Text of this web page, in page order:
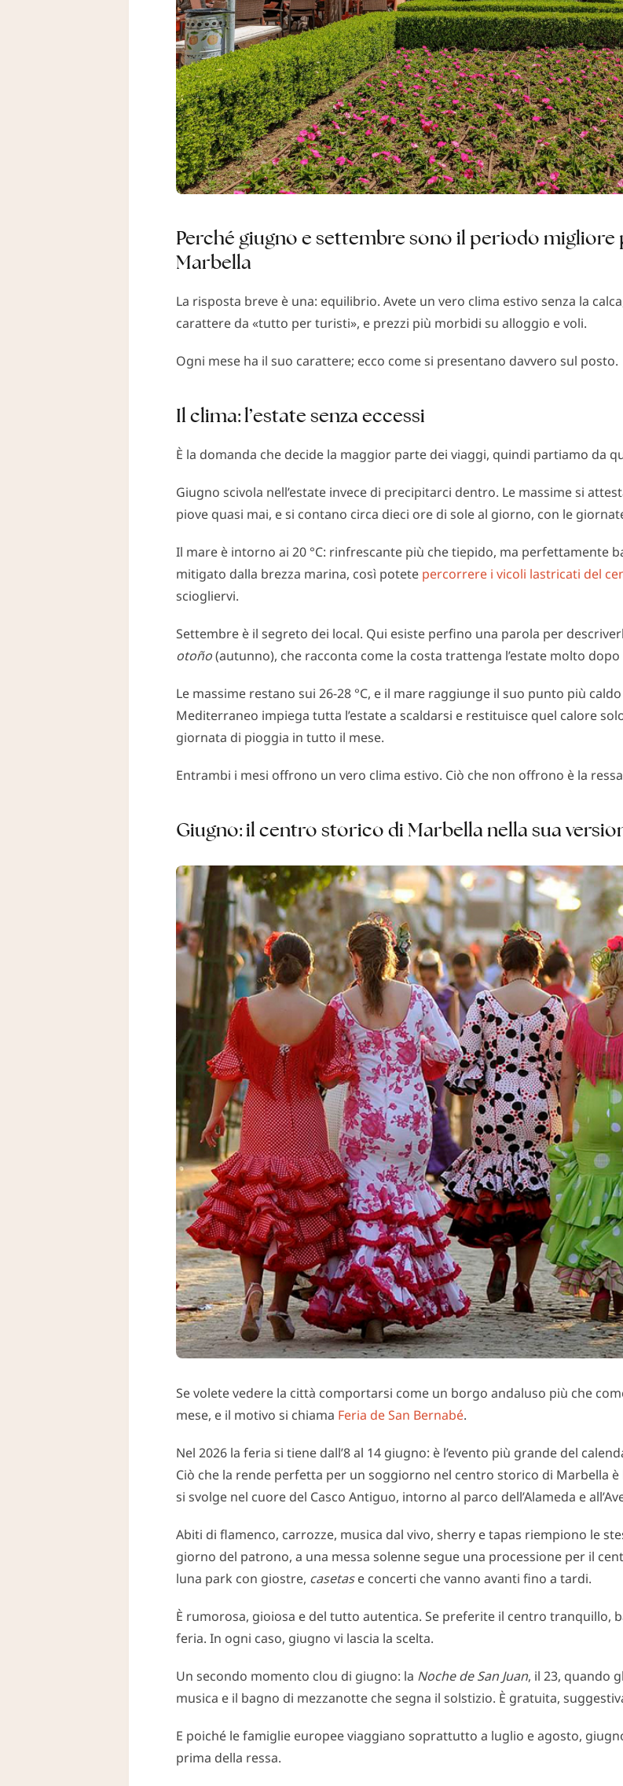
Perché giugno e settembre sono il periodo
Marbella
La risposta breve è una: equilibrio. Avete un vero clima estivo senza la
carattere da «tutto per turisti», e prezzi più morbidi su alloggio e voli.
Ogni mese ha il suo carattere; ecco come si presentano davvero sul posto.
Il clima: l’estate senza eccessi
È la domanda che decide la maggior parte dei viaggi, quindi partiamo da
Giugno scivola nell’estate invece di precipitarci dentro. Le massime si
piove quasi mai, e si contano circa dieci ore di sole al giorno, con le
Il mare è intorno ai 20 °C: rinfrescante più che tiepido, ma perfettamente
mitigato dalla brezza marina, così potete percorrere i vicoli lastricati del
sciogliervi.
Settembre è il segreto dei local. Qui esiste perfino una parola per
otoño(autunno), che racconta come la costa trattenga l’estate molto dopo
Le massime restano sui 26-28 °C, e il mare raggiunge il suo punto più
Mediterraneo impiega tutta l’estate a scaldarsi e restituisce quel calore
giornata di pioggia in tutto il mese.
Entrambi i mesi offrono un vero clima estivo. Ciò che non offrono è la
Giugno: il centro storico di Marbella nella sua
Se volete vedere la città comportarsi come un borgo andaluso più che
mese, e il motivo si chiama Feria de San Bernabé.
Nel 2026 la feria si tiene dall’8 al 14 giugno: è l’evento più grande del
Ciò che la rende perfetta per un soggiorno nel centro storico di Marbella
si svolge nel cuore del Casco Antiguo, intorno al parco dell’Alameda e
Abiti di flamenco, carrozze, musica dal vivo, sherry e tapas riempiono le
giorno del patrono, a una messa solenne segue una processione per il
luna park con giostre, casetase concerti che vanno avanti fino a tardi.
È rumorosa, gioiosa e del tutto autentica. Se preferite il centro tranquillo,
feria. In ogni caso, giugno vi lascia la scelta.
Un secondo momento clou di giugno: la Noche de San Juan, il 23, quando
musica e il bagno di mezzanotte che segna il solstizio. È gratuita,
E poiché le famiglie europee viaggiano soprattutto a luglio e agosto,
prima della ressa.